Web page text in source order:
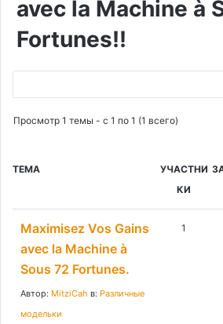
avec la Machine à
Fortunes!!
о
и
Просмотр 1 темы - с 1 по 1 (1 всего)
ТЕМА
УЧАСТНИ
КИ
Maximisez Vos Gains
avec la Machine à
Sous 72 Fortunes.
Автор: MitziCah в: Различные
модельки
1